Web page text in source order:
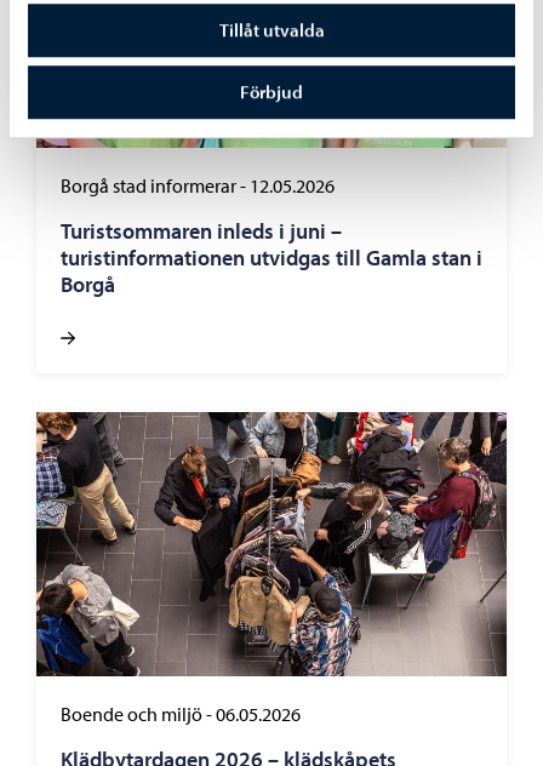
Tillåt utvalda
Förbjud
Borgå stad informerar- 12.05.2026
Turistsommaren inleds i juni –
turistinformationen utvidgas till Gamla stan i
Borgå
Boende och miljö-06.05.2026
Klädbytardagen 2026 – klädskåpets